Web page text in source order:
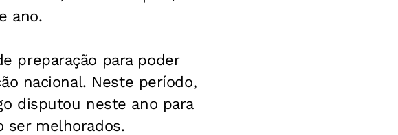
ano.
preparação para poder
nacional. Neste período,
disputou neste ano para
ser melhorados.